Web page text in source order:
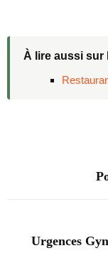
À lire aussi sur
Urgences